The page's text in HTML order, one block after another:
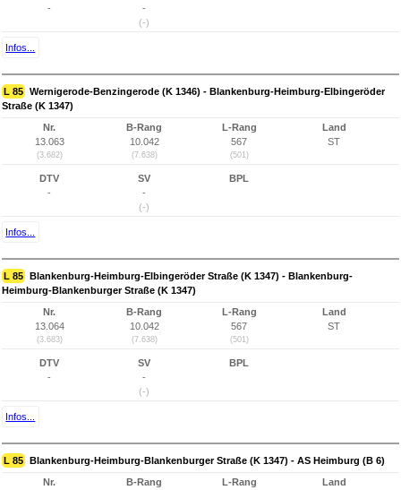
-
-
(-)
Infos...
L 85 Wernigerode-Benzingerode (K 1346) - Blankenburg-Heimburg-Elbingeröder
Straße (K 1347)
Nr.
13.063
(3.682)
B-Rang
10.042
(7.638)
L-Rang
567
(501)
Land
ST
DTV
-
SV
-
(-)
BPL
Infos...
L 85 Blankenburg-Heimburg-Elbingeröder Straße (K 1347) - Blankenburg-
Heimburg-Blankenburger Straße (K 1347)
Nr.
13.064
(3.683)
B-Rang
10.042
(7.638)
L-Rang
567
(501)
Land
ST
DTV
-
SV
-
(-)
BPL
Infos...
L 85 Blankenburg-Heimburg-Blankenburger Straße (K 1347) - AS Heimburg (B 6)
Nr.
B-Rang
L-Rang
Land